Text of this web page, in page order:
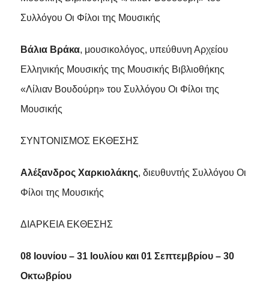
Συλλόγου Οι Φίλοι της Μουσικής
Βάλια Βράκα, μουσικολόγος, υπεύθυνη Αρχείου
Ελληνικής Μουσικής της Μουσικής Βιβλιοθήκης
«Λίλιαν Βουδούρη» του Συλλόγου Οι Φίλοι της
Μουσικής
ΣΥΝΤΟΝΙΣΜΟΣ ΕΚΘΕΣΗΣ
Αλέξανδρος Χαρκιολάκης, διευθυντής Συλλόγου Οι
Φίλοι της Μουσικής
ΔΙΑΡΚΕΙΑ ΕΚΘΕΣΗΣ
08 Ιουνίου – 31 Ιουλίου και 01 Σεπτεμβρίου – 30
Οκτωβρίου